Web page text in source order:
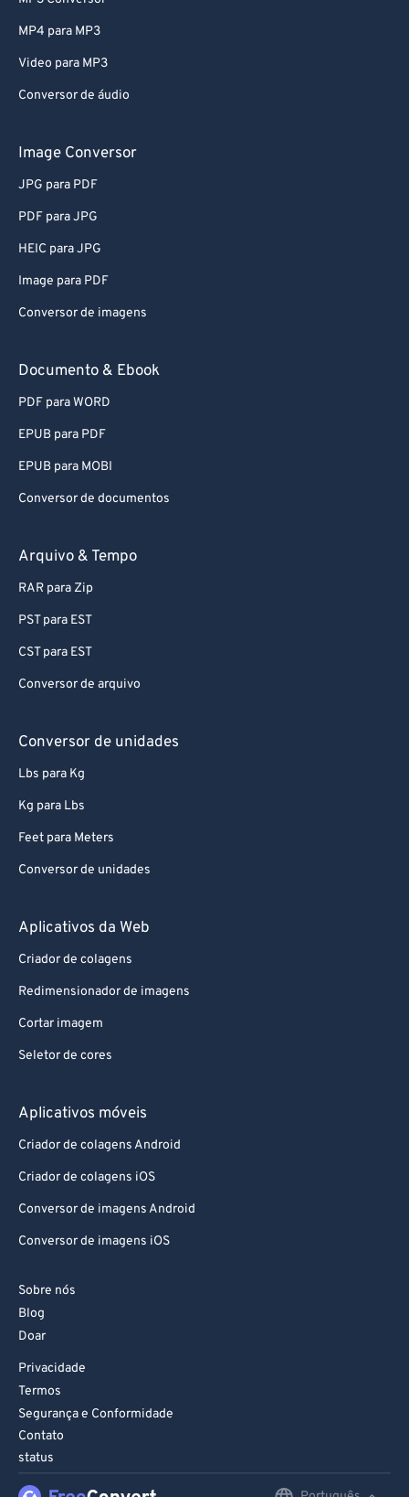
MP4 para MP3
Video para MP3
Conversor de áudio
Image Conversor
JPG para PDF
PDF para JPG
HEIC para JPG
Image para PDF
Conversor de imagens
Documento & Ebook
PDF para WORD
EPUB para PDF
EPUB para MOBI
Conversor de documentos
Arquivo & Tempo
RAR para Zip
PST para EST
CST para EST
Conversor de arquivo
Conversor de unidades
Lbs para Kg
Kg para Lbs
Feet para Meters
Conversor de unidades
Aplicativos da Web
Criador de colagens
Redimensionador de imagens
Cortar imagem
Seletor de cores
Aplicativos móveis
Criador de colagens Android
Criador de colagens iOS
Conversor de imagens Android
Conversor de imagens iOS
Sobre nós
Blog
Doar
Privacidade
Termos
Segurança e Conformidade
Contato
status